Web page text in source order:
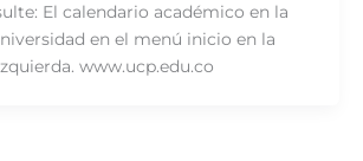
El calendario académico en la
en el menú inicio en la
www.ucp.edu.co